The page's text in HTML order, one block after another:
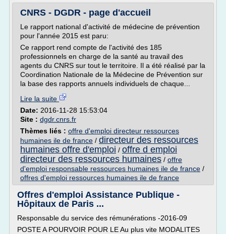
CNRS - DGDR - page d'accueil
Le rapport national d'activité de médecine de prévention
pour l'année 2015 est paru:
Ce rapport rend compte de l'activité des 185
professionnels en charge de la santé au travail des
agents du CNRS sur tout le territoire. Il a été réalisé par la
Coordination Nationale de la Médecine de Prévention sur
la base des rapports annuels individuels de chaque...
Lire la suite
Date: 2016-11-28 15:53:04
Site : dgdr.cnrs.fr
Thèmes liés : offre d'emploi directeur ressources
humaines ile de france / directeur des ressources
humaines offre d'emploi / offre d emploi
directeur des ressources humaines / offre
d'emploi responsable ressources humaines ile de france /
offres d'emploi ressources humaines ile de france
Offres d'emploi Assistance Publique -
Hôpitaux de Paris ...
Responsable du service des rémunérations -2016-09
POSTE A POURVOIR POUR LE Au plus vite MODALITES